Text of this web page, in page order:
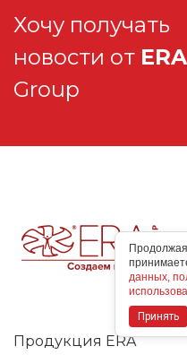
Хочу получать
новости от ERA
Group
Продукция ERA
данных,
Принять